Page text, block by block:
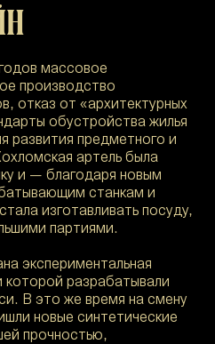
массовое
производство
отказ от «архитектурных
обустройства жилья
развития предметного и
артель была
и — благодаря новым
станкам и
изготавливать посуду,
партиями.
экспериментальная
разрабатывали
В это же время на смену
новые синтетические
прочностью,